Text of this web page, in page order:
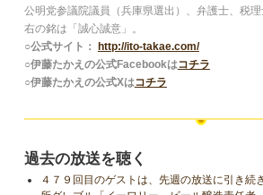
公明党参議院議員（兵庫県選出）、弁護士、税
右の銘は「誠心誠意」。
○公式サイト：
http://ito-takae.com/
○伊藤たかえの公式Facebookはコチラ
○伊藤たかえの公式Xはコチラ
過去の放送を聴く
４７９回目のゲストは、先週の放送に引き続